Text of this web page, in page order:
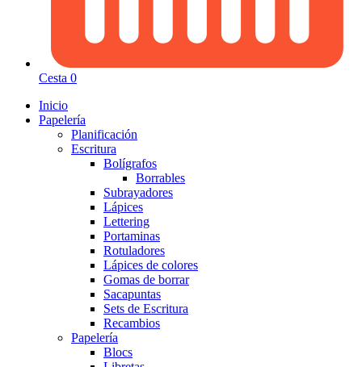
Cesta 0
Inicio
Papelería
Planificación
Escritura
Bolígrafos
Borrables
Subrayadores
Lápices
Lettering
Portaminas
Rotuladores
Lápices de colores
Gomas de borrar
Sacapuntas
Sets de Escritura
Recambios
Papelería
Blocs